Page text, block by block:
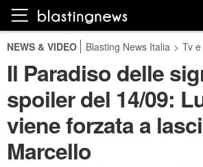
NEWS & VIDEO Blasting News Italia > Tv
Il Paradiso delle
spoiler del 14/09:
viene forzata a
Marcello